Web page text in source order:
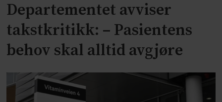
Departementet avviser
takstkritikk: – Pasientens
behov skal alltid avgjøre